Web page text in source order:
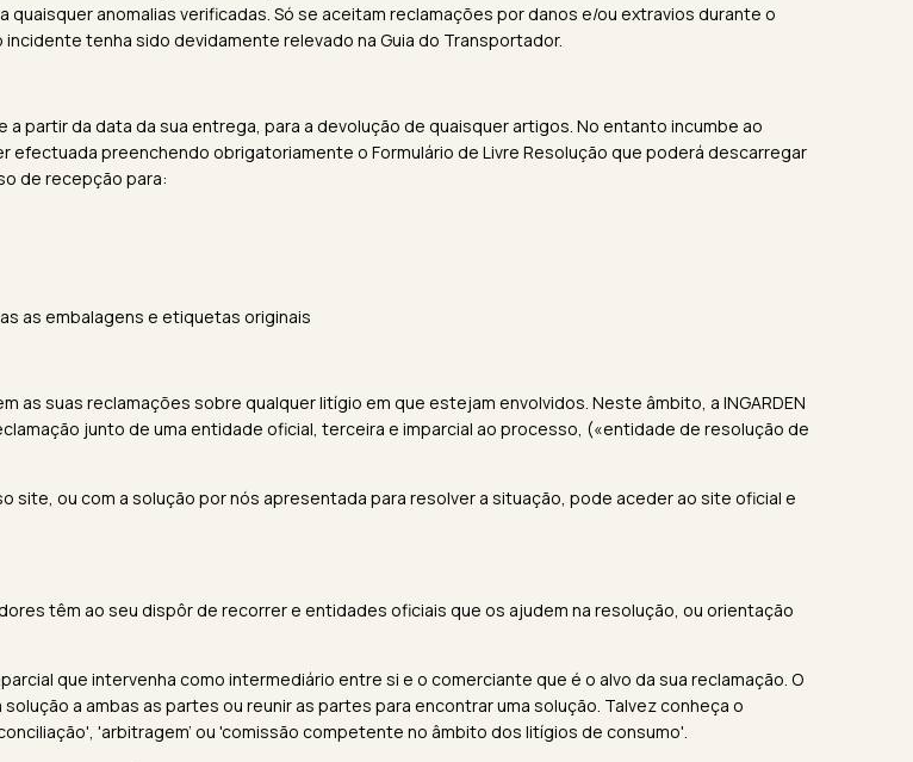
anomalias verificadas. Só se aceitam reclamações por danos e/ou extravios durante o
tenha sido devidamente relevado na Guia do Transportador.
partir da data da sua entrega, para a devolução de quaisquer artigos. No entanto incumbe ao
efectuada preenchendo obrigatoriamente o Formulário de Livre Resolução que poderá descarregar
de recepção para:
as embalagens e etiquetas originais
as suas reclamações sobre qualquer litígio em que estejam envolvidos. Neste âmbito, a INGARDEN
junto de uma entidade oficial, terceira e imparcial ao processo, («entidade de resolução de
site, ou com a solução por nós apresentada para resolver a situação, pode aceder ao site oficial e
têm ao seu dispôr de recorrer e entidades oficiais que os ajudem na resolução, ou orientação
que intervenha como intermediário entre si e o comerciante que é o alvo da sua reclamação. O
a ambas as partes ou reunir as partes para encontrar uma solução. Talvez conheça o
'arbitragem' ou 'comissão competente no âmbito dos litígios de consumo'.